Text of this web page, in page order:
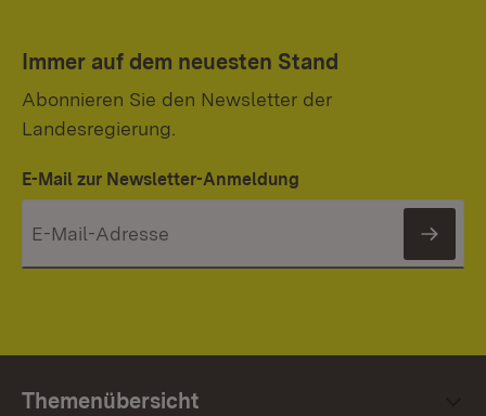
Immer auf dem neuesten Stand
Abonnieren Sie den Newsletter der
Landesregierung.
E-Mail zur Newsletter-Anmeldung
Themenübersicht